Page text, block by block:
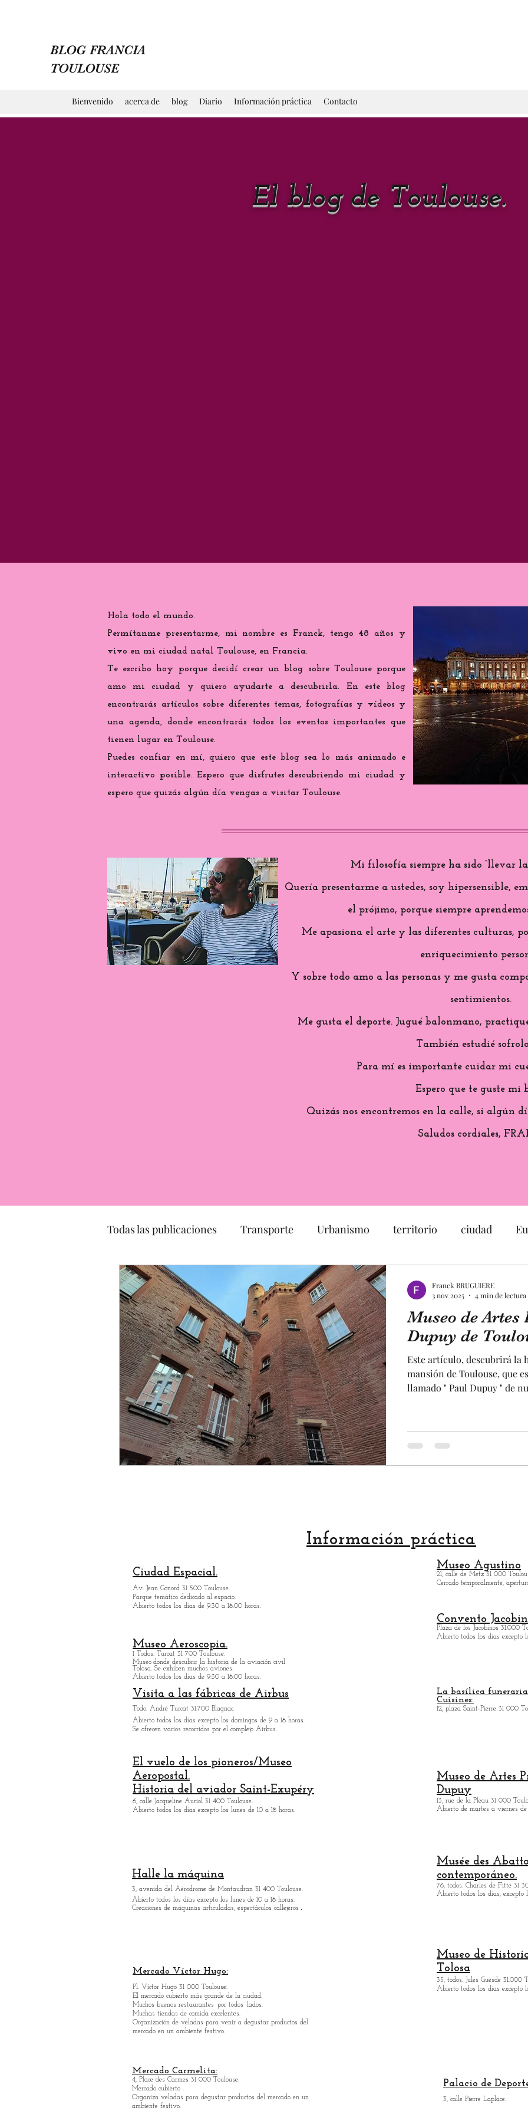
BLOG FRANCIA
TOULOUSE
Bienvenido acerca de blog Diario Información práctica Contacto
El blog de Toulouse.
Hola todo el mundo.
Permítanme presentarme, mi nombre es Franck, tengo 48 años y
vivo en mi ciudad natal Toulouse, en Francia.
Te escribo hoy porque decidí crear un blog sobre Toulouse porque
amo mi ciudad y quiero ayudarte a descubrirla. En este blog
encontrarás artículos sobre diferentes temas, fotografías y vídeos y
una agenda, donde encontrarás todos los eventos importantes que
tienen lugar en Toulouse.
Puedes confiar en mí, quiero que este blog sea lo más animado e
interactivo posible. Espero que disfrutes descubriendo mi ciudad y
espero que quizás algún día vengas a visitar Toulouse.
Mi filosofía siempre ha sido “llevar
Quería presentarme a ustedes, soy hipersensible,
el prójimo, porque siempre
Me apasiona el arte y las diferentes culturas,
enriquecimiento
Y sobre todo amo a las personas y me gusta
sentimientos.
Me gusta el deporte. Jugué balonmano,
También estudié
Para mí es importante cuidar mi
Espero que te guste mi
Quizás nos encontremos en la calle, si algún
Saludos cordiales,
Todas las publicaciones Transporte Urbanismo territorio ciudad
Transporte arquitectura Francia
Restaurante Gastronomia fuente Estado terraza viajar
espectaculo escultura estatua concierto maquina patrimonio
artesania creador historia
Museo de Artes
Este artículo, descubrirá la
mansión de Toulouse, que
llamado " Paul Dupuy " de
architectura típica de
construido en ladrillos
Franck BRUGUIERE
3 nov 2025
4 min de lectura
Información práctica
Ciudad Espacial.
Av. Jean Gonord 31 500 Toulouse.
Parque temático dedicado al espacio.
Abierto todos los días de 9:30 a 18:00 horas.
Museo Agustino
21, calle de Metz 31 000
Cerrado temporalmente,
Convento
Plaza de los Jacobinos 31.000
Abierto todos los días excepto
Museo Aeroscopia.
1 Todos. Turcat 31 700 Toulouse.
Museo donde descubrir la historia de la aviación civil
Tolosa. Se exhiben muchos aviones.
Abierto todos los días de 9:30 a 18:00 horas.
Visita a las fábricas de Airbus
Todo. André Turcat 31.700 Blagnac.
Abierto todos los días excepto los domingos de 9 a 18 horas.
Se ofrecen varios recorridos por el complejo Airbus.
El vuelo de los pioneros/Museo
Aeropostal.
Historia del aviador Saint-Exupéry
6, calle Jacqueline Auriol 31 400 Toulouse.
Abierto todos los días excepto los lunes de 10 a 18 horas.
Halle la máquina
3, avenida del Aérodrome de Montaudran 31 400 Toulouse.
Abierto todos los días excepto los lunes de 10 a 18 horas.
Creaciones de máquinas articuladas, espectáculos callejeros .
Mercado Víctor Hugo:
Pl. Víctor Hugo 31 000 Toulouse.
El mercado cubierto más grande de la ciudad.
Muchos buenos restaurantes por todos lados.
Muchas tiendas de comida excelentes.
Organización de veladas para venir a degustar productos del
mercado en un ambiente festivo.
Mercado Carmelita:
4, Place des Carmes 31 000 Toulouse.
Mercado cubierto .
Organiza veladas para degustar productos del mercado en un
ambiente festivo.
La basílica funeraria
Cuisines:
12, plaza Saint-Pierre 31 000
Museo de Artes
Dupuy
13, rue de la Pleau 31 000
Abierto de martes a viernes de
Musée des
contemporáneo.
76, todos. Charles de Fitte 31
Abierto todos los días, excepto
Museo de
Tolosa
35, todos. Jules Guesde 31.000
Abierto todos los días excepto
Palacio de
3, calle Pierre Laplace.